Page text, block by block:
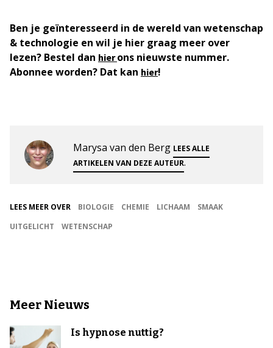
Ben je geïnteresseerd in de wereld van wetenschap
& technologie en wil je hier graag meer over
lezen? Bestel dan hierons nieuwste nummer.
Abonnee worden? Dat kan hier!
Marysa van den Berg LEES ALLE
ARTIKELEN VAN DEZE AUTEUR.
LEES MEER OVER BIOLOGIE CHEMIE LICHAAM
SMAAK
UITGELICHT
WETENSCHAP
Meer Nieuws
Is hypnose nuttig?